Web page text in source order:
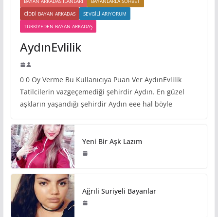
CIDDI BAYAN ARKADAS
SEVGILI ARIYORUM
TÜRKIYEDEN BAYAN ARKADAŞ
AydınEvlilik
0 0 Oy Verme Bu Kullanıcıya Puan Ver AydınEvlilik
Tatilcilerin vazgeçemediği şehirdir Aydın. En güzel
aşkların yaşandığı şehirdir Aydın eee hal böyle
Yeni Bir Aşk Lazım
Ağrıli Suriyeli Bayanlar